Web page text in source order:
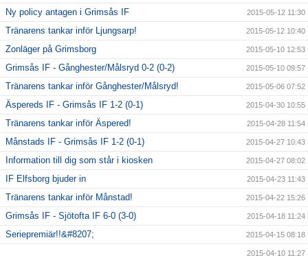
Ny policy antagen i Grimsås IF 2015-05-12 11:30
Tränarens tankar inför Ljungsarp! 2015-05-12 10:40
Zonläger på Grimsborg 2015-05-10 12:53
Grimsås IF - Gånghester/Målsryd 0-2 (0-2) 2015-05-10 09:57
Tränarens tankar inför Gånghester/Målsryd! 2015-05-06 07:52
Äspereds IF - Grimsås IF 1-2 (0-1) 2015-04-30 10:55
Tränarens tankar inför Äspered! 2015-04-28 11:54
Månstads IF - Grimsås IF 1-2 (0-1) 2015-04-27 10:43
Information till dig som står i kiosken 2015-04-27 08:02
IF Elfsborg bjuder in 2015-04-23 11:43
Tränarens tankar inför Månstad! 2015-04-22 15:26
Grimsås IF - Sjötofta IF 6-0 (3-0) 2015-04-18 11:24
Seriepremiär!!&#8207; 2015-04-15 08:18
2015-04-10 11:27